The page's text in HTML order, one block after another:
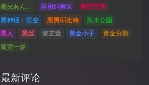
黒光あんこ
黑袍纠察队
黑胶带秀
黑神话：悟空
黑男邱比特
黑水公园
黑人
黑丝 黎芷萱 黄金小子
黄金分割
黄粱一梦
最新评论